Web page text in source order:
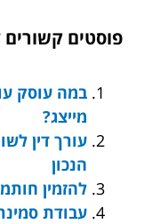
פוסטים
במה עוסק
מייצג?
עורך דין
הנכון
להזמין
עבודת